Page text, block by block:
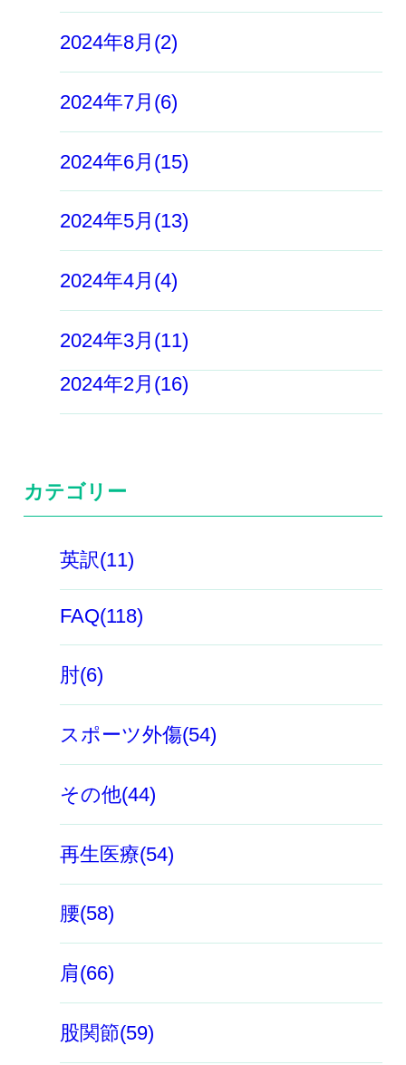
2024年8月(2)
2024年7月(6)
2024年6月(15)
2024年5月(13)
2024年4月(4)
2024年3月(11)
2024年2月(16)
カテゴリー
英訳(11)
FAQ(118)
肘(6)
スポーツ外傷(54)
その他(44)
再生医療(54)
腰(58)
肩(66)
股関節(59)